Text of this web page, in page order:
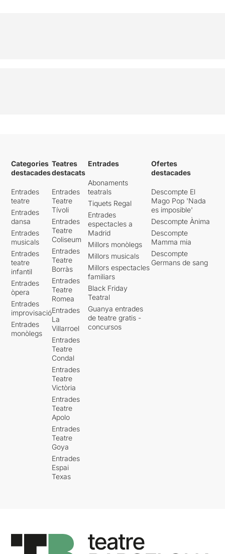
Categories
destacades
Entrades
teatre
Entrades
dansa
Entrades
musicals
Entrades
teatre
infantil
Entrades
òpera
Entrades
improvisació
Entrades
monòlegs
Teatres
destacats
Entrades
Teatre
Tívoli
Entrades
Teatre
Coliseum
Entrades
Teatre
Borràs
Entrades
Teatre
Romea
Entrades
La
Villarroel
Entrades
Teatre
Condal
Entrades
Teatre
Victòria
Entrades
Teatre
Apolo
Entrades
Teatre
Goya
Entrades
Espai
Texas
Entrades
Abonaments
teatrals
Tiquets Regal
Entrades
espectacles a
Madrid
Millors monòlegs
Millors musicals
Millors espectacles
familiars
Black Friday
Teatral
Guanya entrades
de teatre gratis -
concursos
Ofertes
destacades
Descompte El
Mago Pop 'Nada
es imposible'
Descompte Ànima
Descompte
Mamma mia
Descompte
Germans de sang